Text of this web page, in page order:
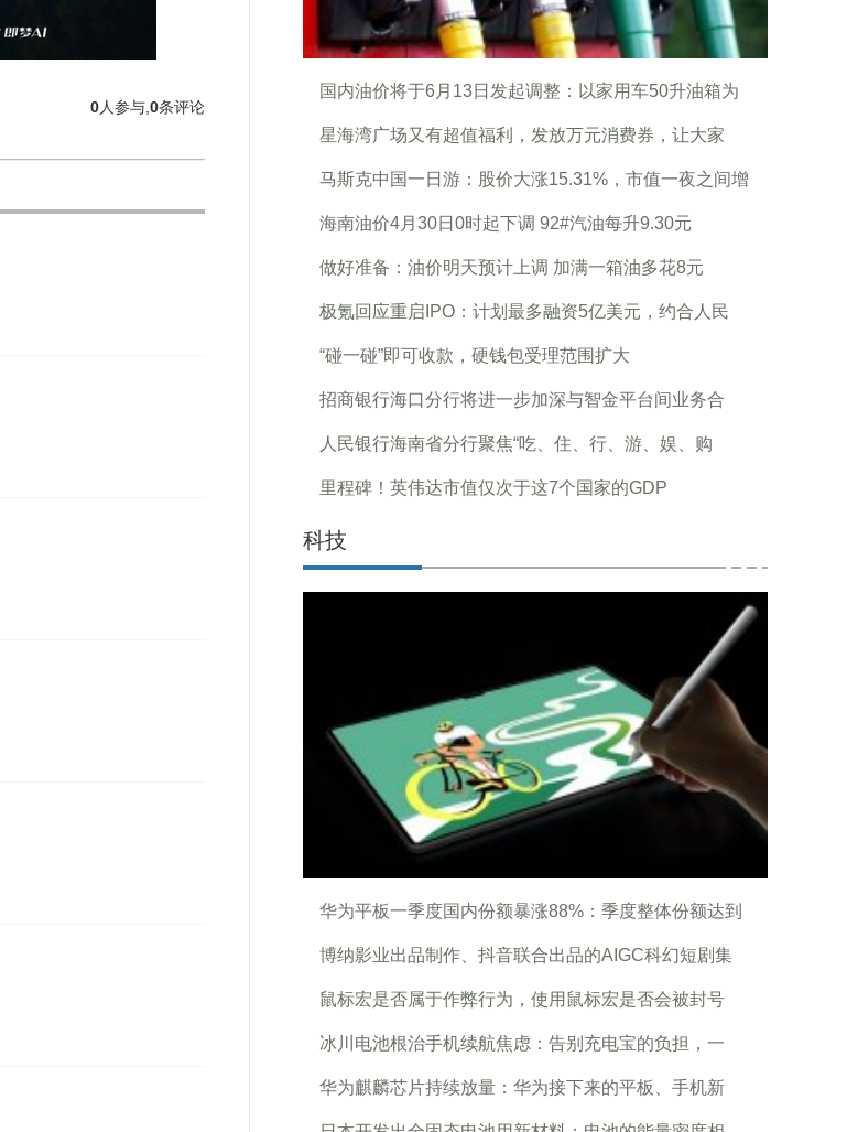
0条评论
0人参与,
国内油价将于6月13日发起调整：以家用车50升油箱为
星海湾广场又有超值福利，发放万元消费券，让大家
马斯克中国一日游：股价大涨15.31%，市值一夜之间增
海南油价4月30日0时起下调 92#汽油每升9.30元
做好准备：油价明天预计上调 加满一箱油多花8元
极氪回应重启IPO：计划最多融资5亿美元，约合人民
“碰一碰”即可收款，硬钱包受理范围扩大
招商银行海口分行将进一步加深与智金平台间业务合
人民银行海南省分行聚焦“吃、住、行、游、娱、购
里程碑！英伟达市值仅次于这7个国家的GDP
科技
华为平板一季度国内份额暴涨88%：季度整体份额达到
博纳影业出品制作、抖音联合出品的AIGC科幻短剧集
鼠标宏是否属于作弊行为，使用鼠标宏是否会被封号
冰川电池根治手机续航焦虑：告别充电宝的负担，一
华为麒麟芯片持续放量：华为接下来的平板、手机新